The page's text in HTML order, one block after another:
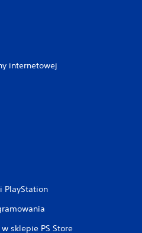
internetowej
PlayStation
sklepie PS Store